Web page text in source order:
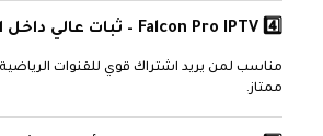
4️⃣
Falcon Pro IPTV – ثبات عالي داخل
مناسب لمن يريد اشتراك قوي للقنوات
ممتاز.